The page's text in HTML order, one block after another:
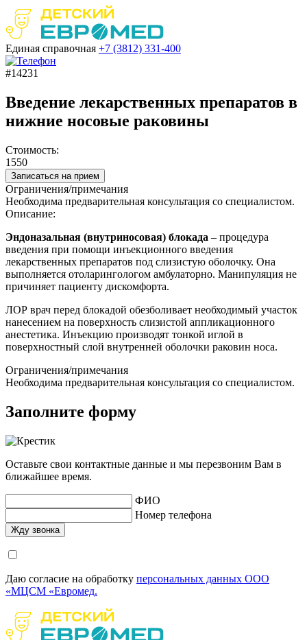
Единая справочная +7 (3812) 331-400
#14231
Введение лекарственных препаратов в
нижние носовые раковины
Стоимость:
1550
Записаться на прием
Ограничения/примечания
Необходима предварительная консультация со специалистом.
Описание:
Эндоназальная (внутриносовая) блокада – процедура
введения при помощи инъекционного введения
лекарственных препаратов под слизистую оболочку. Она
выполняется отоларингологом амбулаторно. Манипуляция не
причиняет пациенту дискомфорта.
ЛОР врач перед блокадой обезболивает необходимый участок
нанесением на поверхность слизистой аппликационного
анестетика. Инъекцию производят тонкой иглой в
поверхностный слой внутренней оболочки раковин носа.
Ограничения/примечания
Необходима предварительная консультация со специалистом.
Заполните форму
Оставьте свои контактные данные и мы перезвоним Вам в
ближайшее время.
ФИО
Номер телефона
Даю согласие на обработку персональных данных ООО
«МЦСМ «Евромед.